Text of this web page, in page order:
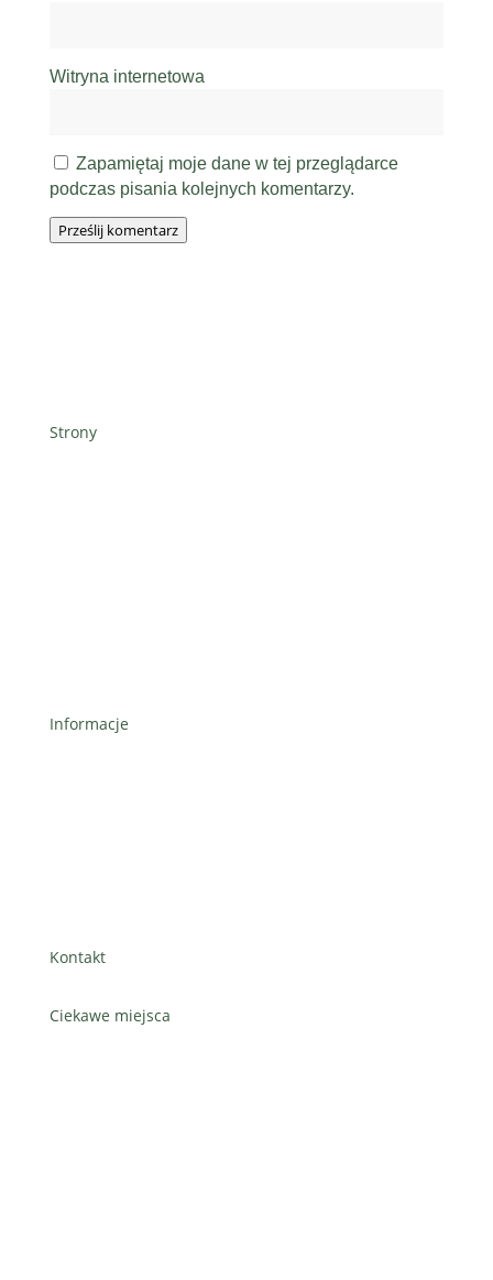
Witryna internetowa
Zapamiętaj moje dane w tej przeglądarce
podczas pisania kolejnych komentarzy.
Prześlij komentarz
Strony
Informacje
Kontakt
Ciekawe miejsca